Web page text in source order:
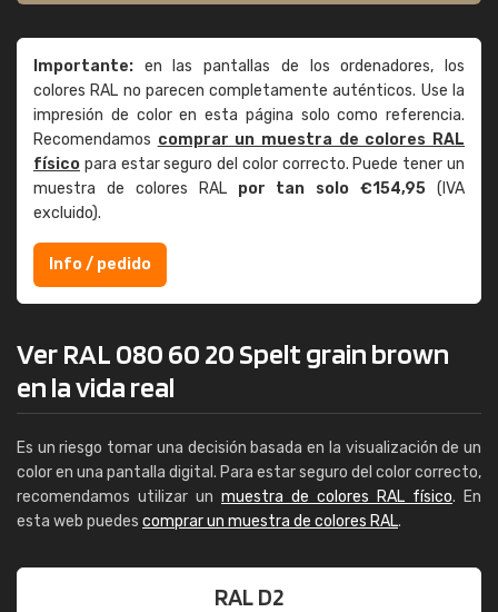
Importante: en las pantallas de los ordenadores, los
colores RAL no parecen completamente auténticos. Use la
impresión de color en esta página solo como referencia.
Recomendamos comprar un muestra de colores RAL
físico para estar seguro del color correcto. Puede tener un
muestra de colores RAL por tan solo €154,95 (IVA
excluido).
Info / pedido
Ver RAL 080 60 20 Spelt grain brown
en la vida real
Es un riesgo tomar una decisión basada en la visualización de un
color en una pantalla digital. Para estar seguro del color correcto,
recomendamos utilizar un muestra de colores RAL físico. En
esta web puedes comprar un muestra de colores RAL.
RAL D2